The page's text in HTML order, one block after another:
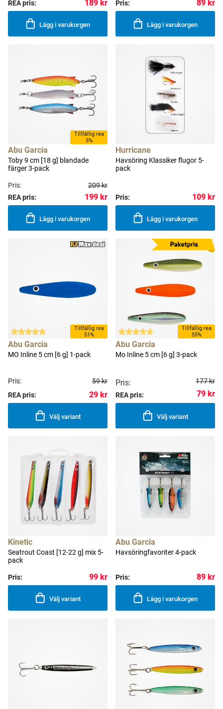
REA pris: 189 kr
Lägg i varukorgen
Pris: 89 kr
Lägg i varukorgen
Tillfällig rea
5%
Abu Garcia
Toby 9 cm [18 g] blandade
färger 3-pack
Pris:
209 kr
REA pris:
199 kr
Lägg i varukorgen
Hurricane
Havsöring Klassiker flugor 5-
pack
Pris: 109 kr
Lägg i varukorgen
Tillfällig rea
51%
Abu Garcia
MO Inline 5 cm [6 g] 1-pack
Pris:
59 kr
REA pris:
29 kr
Välj variant
Tillfällig rea
55%
Abu Garcia
Mo Inline 5 cm [6 g] 3-pack
Pris:
177 kr
REA pris:
79 kr
Välj variant
Kinetic
Seatrout Coast [12-22 g] mix 5-
pack
Pris: 99 kr
Välj variant
Abu Garcia
Havsöringfavoriter 4-pack
Pris: 89 kr
Lägg i varukorgen